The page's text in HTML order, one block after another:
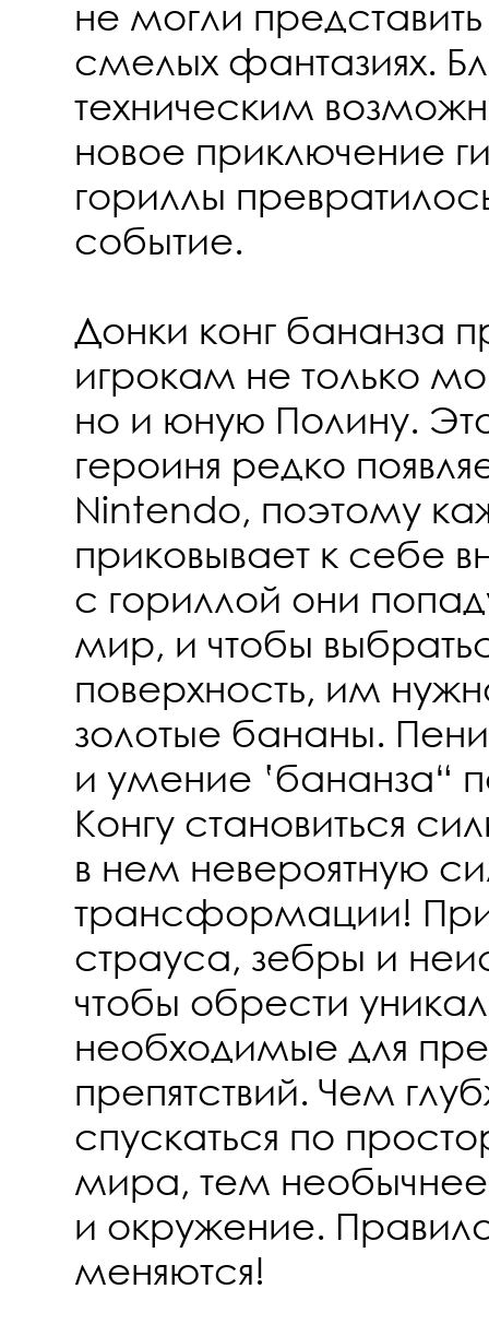
не могли
смелых фантазиях.
техническим
новое приключение
гориллы
событие.
Донки конг бананза
игрокам не только
но и юную Полину.
героиня редко
Nintendo, поэтому
приковывает к себе
с гориллой они
мир, и чтобы
поверхность, им
золотые бананы.
и умение ‛бананза“
Конгу становиться
в нем невероятную
трансформации!
страуса, зебры и
чтобы обрести
необходимые для
препятствий. Чем
спускаться по
мира, тем необычнее
и окружение.
меняются!